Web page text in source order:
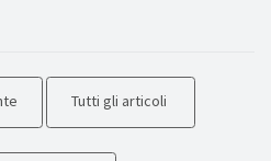
Tutti gli articoli